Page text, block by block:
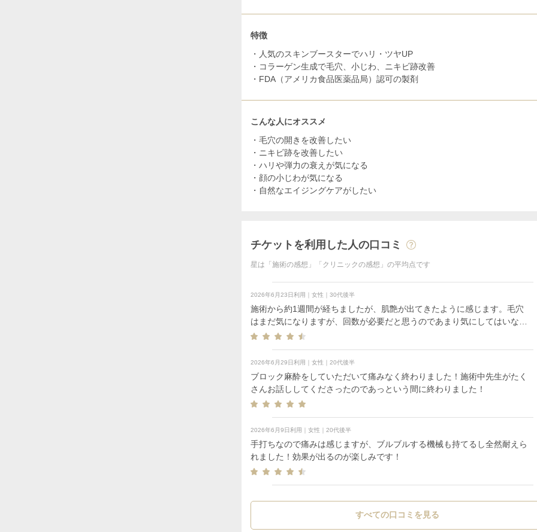
特徴
・人気のスキンブースターでハリ・ツヤUP
・コラーゲン生成で毛穴、小じわ、ニキビ跡改善
・FDA（アメリカ食品医薬品局）認可の製剤
こんな人にオススメ
・毛穴の開きを改善したい
・ニキビ跡を改善したい
・ハリや弾力の衰えが気になる
・顔の小じわが気になる
・自然なエイジングケアがしたい
チケットを利用した人の口コミ
星は「施術の感想」「クリニックの感想」の平均点です
2026年6月23日利用｜女性｜30代後半
施術から約1週間が経ちましたが、肌艶が出てきたように感じます。毛穴
はまだ気になりますが、回数が必要だと思うのであまり気にしてはいない
です。痛みに関しては注射なので痛いです。私自身が痛みに強い方なので
をつける方が多いそうです。
2026年6月29日利用｜女性｜20代後半
ブロック麻酔をしていただいて痛みなく終わりました！施術中先生がたく
さんお話ししてくださったのであっという間に終わりました！
2026年6月9日利用｜女性｜20代後半
手打ちなので痛みは感じますが、ブルブルする機械も持てるし全然耐えら
れました！効果が出るのが楽しみです！
すべての口コミを見る